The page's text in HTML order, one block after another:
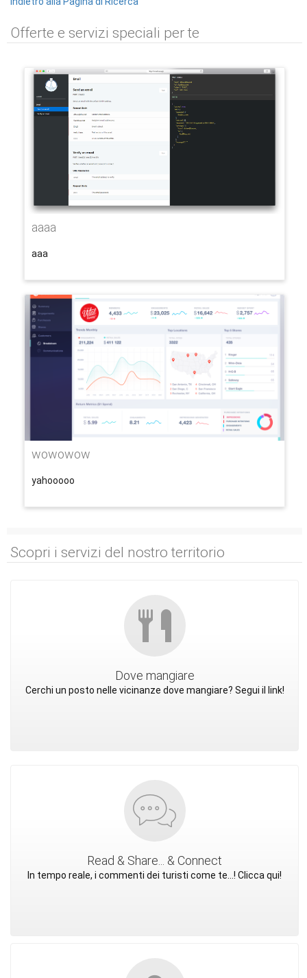
Offerte e servizi speciali per te
aaaa
aaa
wowowow
yahooooo
Scopri i servizi del nostro territorio
Dove mangiare
Cerchi un posto nelle vicinanze dove mangiare? Segui il link!
Read & Share... & Connect
In tempo reale, i commenti dei turisti come te...! Clicca qui!